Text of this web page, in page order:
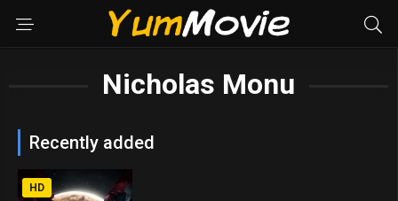
Nicholas Monu
Recently added
HD